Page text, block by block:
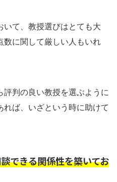
いて、教授選びはとても大
数に関して厳しい人もいれ
判の良い教授を選ぶように
れば、いざという時に助けて
できる関係性を築いてお